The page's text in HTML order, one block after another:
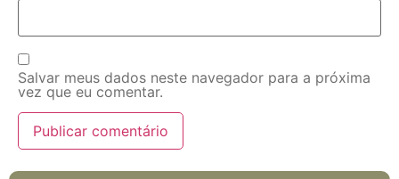
Salvar meus dados neste navegador para a próxima
vez que eu comentar.